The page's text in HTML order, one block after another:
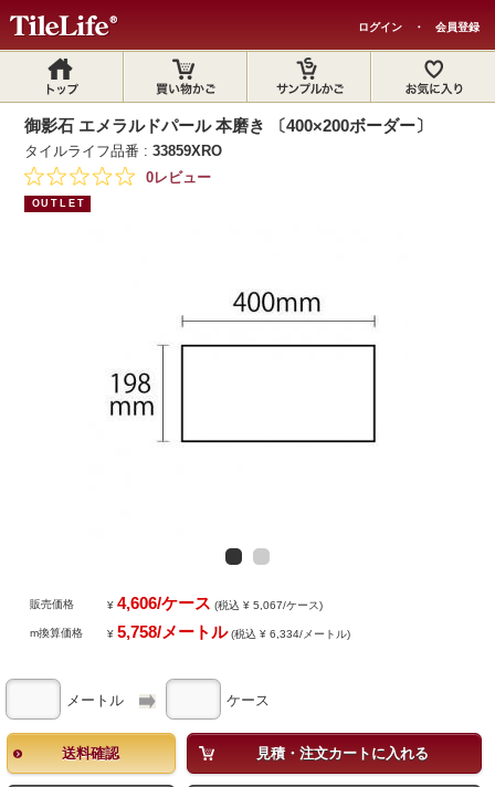
ログイン ・ 会員登録
御影石 エメラルドパール 本磨き 〔400×200ボーダー〕
タイルライフ品番 :33859XRO
0レビュー
OUTLET
販売価格 ¥4,606/ケース (税込 ¥ 5,067/ケース)
m換算価格 ¥5,758/メートル(税込 ¥ 6,334/メートル)
メートル ケース
送料確認 見積・注文カートに入れる